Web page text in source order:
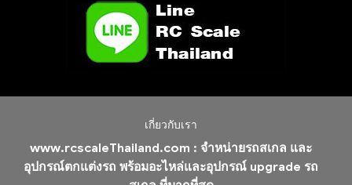
เกี่ยวกับเรา
www.rcscaleThailand.com : จำหน่ายรถสเกล และ
อุปกรณ์ตกแต่งรถ พร้อมอะไหล่และอุปกรณ์ upgrade รถ